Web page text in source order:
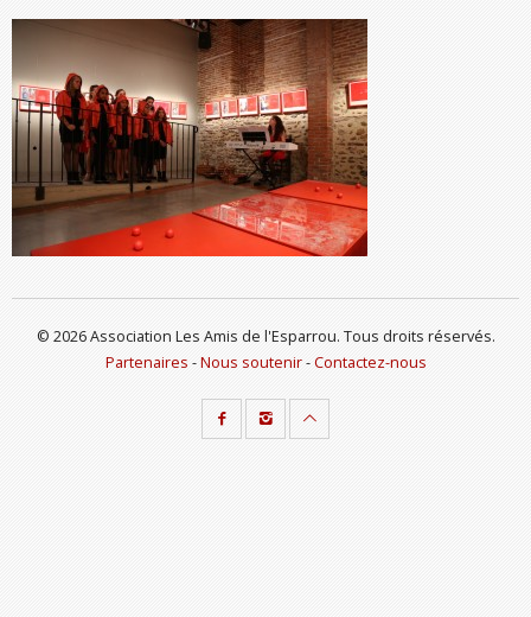
© 2026 Association Les Amis de l'Esparrou. Tous droits réservés.
Partenaires -Nous soutenir-Contactez-nous